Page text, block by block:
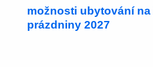
možnosti ubytování na
prázdniny 2027